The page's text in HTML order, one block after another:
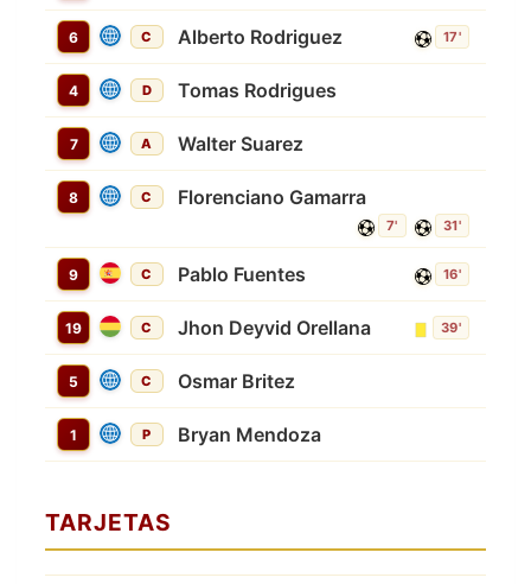
6 C Alberto Rodriguez 17'
4 D Tomas Rodrigues
7 A Walter Suarez
8 C Florenciano Gamarra
7' 31'
9 C Pablo Fuentes 16'
19 C Jhon Deyvid Orellana 39'
5 C Osmar Britez
1 P Bryan Mendoza
TARJETAS